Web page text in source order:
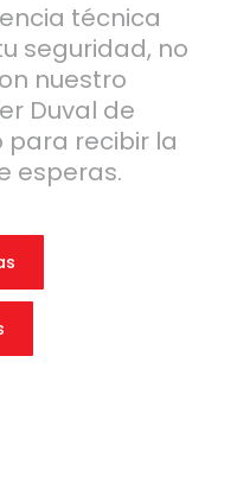
técnica
seguridad, no
nuestro
Duval de
para recibir la
esperas.